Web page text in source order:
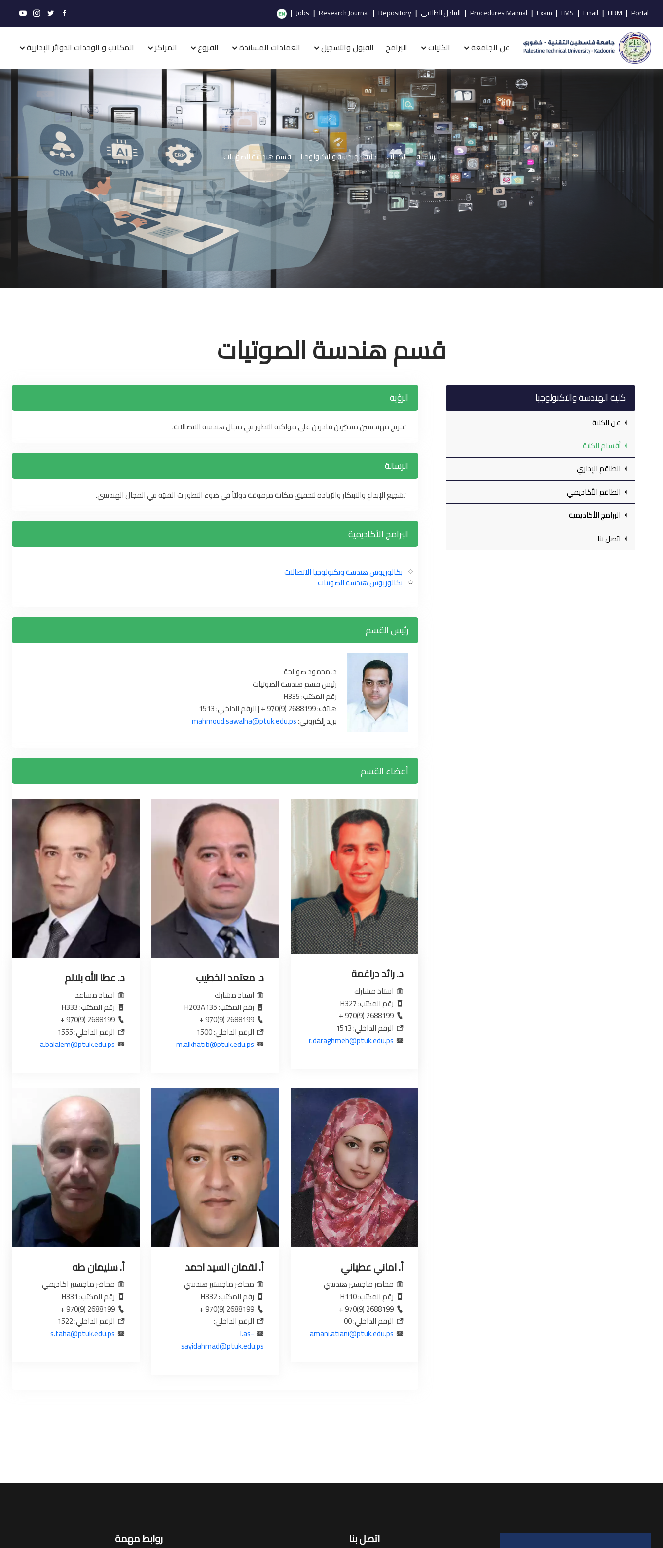
Portal
|
HRM
|
Email
|
LMS
|
Exam
|
Procedures Manual
| التبادل الطلابي |
Repository
|
Research Journal
|
Jobs
|
عن الجامعة الكليات البرامج القبول والتسجيل العمادات المساندة الفروع المراكز المكاتب و الوحدات الدوائر الإدارية
الرئيسية الكليات كلية الهندسة والتكنولوجيا قسم هندسة الصوتيات
قسم هندسة الصوتيات
كلية الهندسة والتكنولوجيا
عن الكلية
أقسام الكلية
الطاقم الإداري
الطاقم الأكاديمي
البرامج الأكاديمية
اتصل بنا
الرؤية
تخريج مهندسين متميّزين قادرين على مواكبة التطور في مجال هندسة الاتصالات.
الرسالة
تشجيع الإبداع والابتكار والرّيادة لتحقيق مكانة مرموقة دوليّاً في ضوء التطورات الفنيّة في المجال الهندسي.
البرامج الأكاديمية
بكالوريوس هندسة وتكنولوجيا الاتصالات
بكالوريوس هندسة الصوتيات
رئيس القسم
د. محمود صوالحة
رئيس قسم هندسة الصوتيات
رقم المكتب: H335
هاتف: 2688199 (9)970 + | الرقم الداخلي: 1513
بريد إلكتروني:mahmoud.sawalha@ptuk.edu.ps
أعضاء القسم
د. رائد دراغمة
استاذ مشارك
رقم المكتب: H327
2688199 (9)970 +
الرقم الداخلي: 1513
r.daraghmeh@ptuk.edu.ps
د. معتمد الخطيب
استاذ مشارك
رقم المكتب: H203A135
2688199 (9)970 +
الرقم الداخلي: 1500
m.alkhatib@ptuk.edu.ps
د. عطا الله بلالم
استاذ مساعد
رقم المكتب: H333
2688199 (9)970 +
الرقم الداخلي: 1555
a.balalem@ptuk.edu.ps
أ. اماني عطياني
محاضر ماجستير هندسي
رقم المكتب: H110
2688199 (9)970 +
الرقم الداخلي: 00
amani.atiani@ptuk.edu.ps
أ. لقمان السيد احمد
محاضر ماجستير هندسي
رقم المكتب: H332
2688199 (9)970 +
الرقم الداخلي:
l.as-
sayidahmad@ptuk.edu.ps
أ. سليمان طه
محاضر ماجستير اكاديمي
رقم المكتب: H331
2688199 (9)970 +
الرقم الداخلي: 1522
s.taha@ptuk.edu.ps
اتصل بنا روابط مهمة